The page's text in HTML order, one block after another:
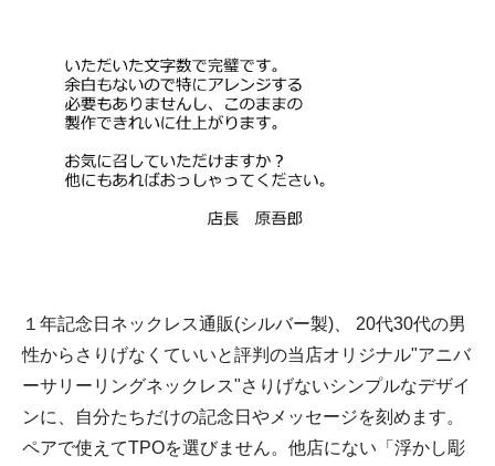
１年記念日ネックレス通販(シルバー製)、 20代30代の男
性からさりげなくていいと評判の当店オリジナル"アニバ
ーサリーリングネックレス"さりげないシンプルなデザイ
ンに、自分たちだけの記念日やメッセージを刻めます。
ペアで使えてTPOを選びません。他店にない「浮かし彫